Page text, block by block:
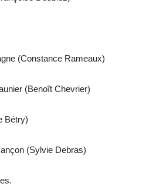
(Constance Rameaux)
(Benoît Chevrier)
Bétry)
(Sylvie Debras)